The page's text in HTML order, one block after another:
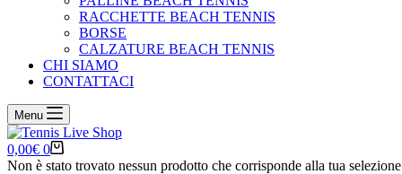
RACCHETTE BEACH TENNIS
BORSE
CALZATURE BEACH TENNIS
CHI SIAMO
CONTATTACI
Menu
Carrello
0,00€ 0
Non è stato trovato nessun prodotto che corrisponde alla tua